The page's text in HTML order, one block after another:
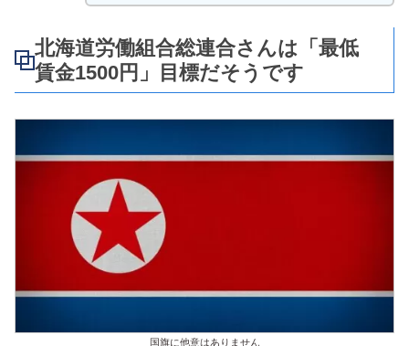
北海道労働組合総連合さんは「最低
賃金1500円」目標だそうです
国旗に他意はありません